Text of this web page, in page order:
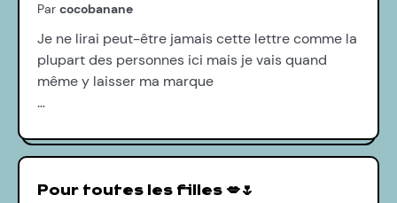
Par cocobanane
Je ne lirai peut-être jamais cette lettre comme la
plupart des personnes ici mais je vais quand
même y laisser ma marque
…
Pour toutes les filles 💋🌷